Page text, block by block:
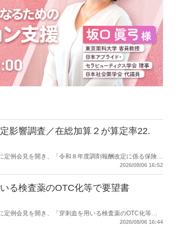
影響調査／在総加算２が算定率22.
例会見を開き、「令和８年度調剤報酬改定に係る保険薬
在宅薬学総合体制加算2の算定率が22.1％から3.3％へ大
2026/08/06 16:52
る検査薬のOTC化等で要望書
例会見を開き、「穿刺血を用いる検査薬のOTC化等に
とを説明した。
2026/08/06 16:44